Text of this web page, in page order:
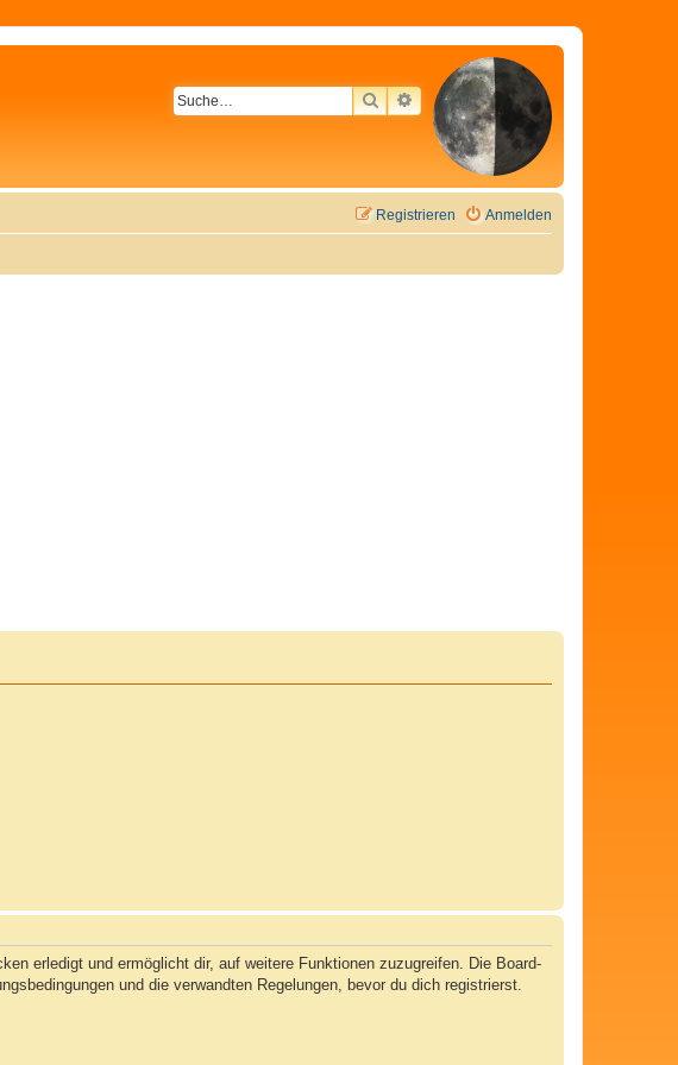
SUCHEERWEITERTE SUCHE
Anmelden
Registrieren
erledigt und ermöglicht dir, auf weitere Funktionen zuzugreifen. Die Board-
und die verwandten Regelungen, bevor du dich registrierst.